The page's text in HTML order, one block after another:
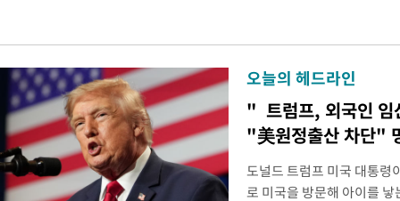
오늘의 헤드라인
" 트럼프, 외국인 임
"美원정출산 차단"
도널드 트럼프 미국 대통령
로 미국을 방문해 아이를